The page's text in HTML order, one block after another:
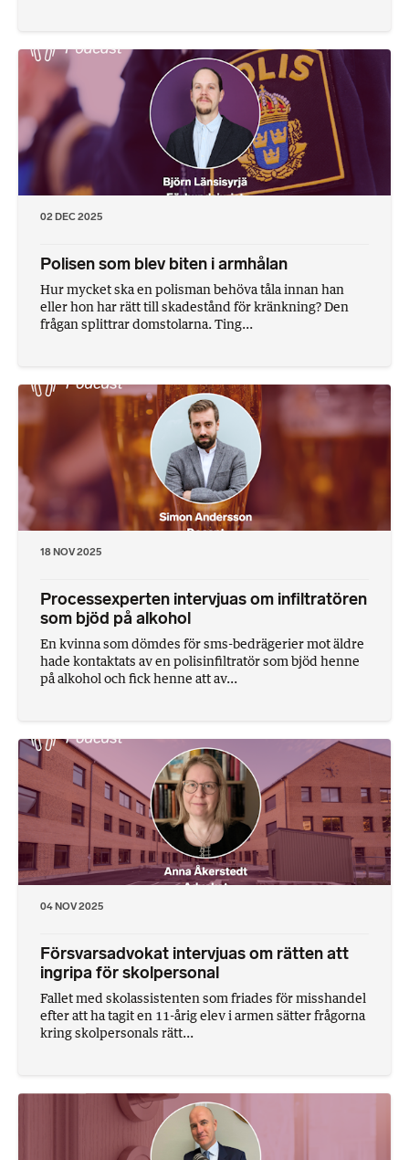
02 DEC 2025
Polisen som blev biten i armhålan
Hur mycket ska en polisman behöva tåla innan han
eller hon har rätt till skadestånd för kränkning? Den
frågan splittrar domstolarna. Ting...
18 NOV 2025
Processexperten intervjuas om infiltratören
som bjöd på alkohol
En kvinna som dömdes för sms-bedrägerier mot äldre
hade kontaktats av en polisinfiltratör som bjöd henne
på alkohol och fick henne att av...
04 NOV 2025
Försvarsadvokat intervjuas om rätten att
ingripa för skolpersonal
Fallet med skolassistenten som friades för misshandel
efter att ha tagit en 11-årig elev i armen sätter frågorna
kring skolpersonals rätt...